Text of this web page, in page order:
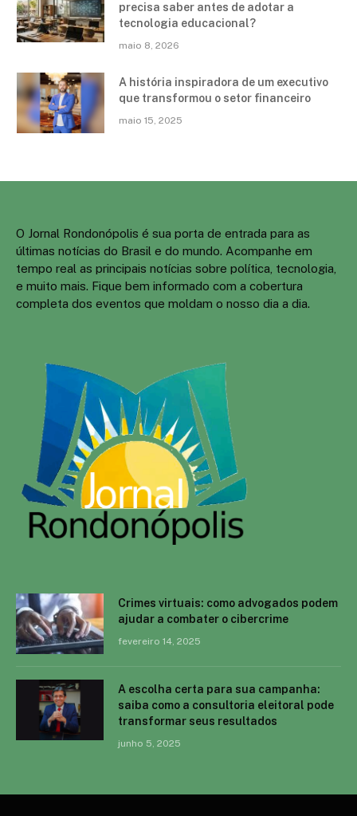
precisa saber antes de adotar a
tecnologia educacional?
maio 8, 2026
A história inspiradora de um executivo
que transformou o setor financeiro
maio 15, 2025
O Jornal Rondonópolis é sua porta de entrada para as
últimas notícias do Brasil e do mundo. Acompanhe em
tempo real as principais notícias sobre política, tecnologia,
e muito mais. Fique bem informado com a cobertura
completa dos eventos que moldam o nosso dia a dia.
Crimes virtuais: como advogados podem
ajudar a combater o cibercrime
fevereiro 14, 2025
A escolha certa para sua campanha:
saiba como a consultoria eleitoral pode
transformar seus resultados
junho 5, 2025